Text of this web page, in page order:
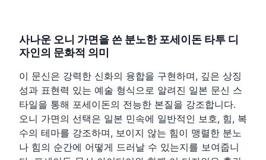
사나운 오니 가면을 쓴 분노한 포세이돈 타투 디
자인의 문화적 의미
이 문신은 강력한 신화의 융합을 구현하며, 깊은 상징
성과 표현력 있는 예술 형식으로 알려진 일본 문신 스
타일을 통해 포세이돈의 전능한 본질을 강조합니다.
오니 가면의 선택은 일본 민속에 일반적인 보호, 힘, 복
수의 테마를 강조하며, 보이지 않는 힘이 맹렬한 분노
나 힘의 순간에 어떻게 드러날 수 있는지를 보여줍니